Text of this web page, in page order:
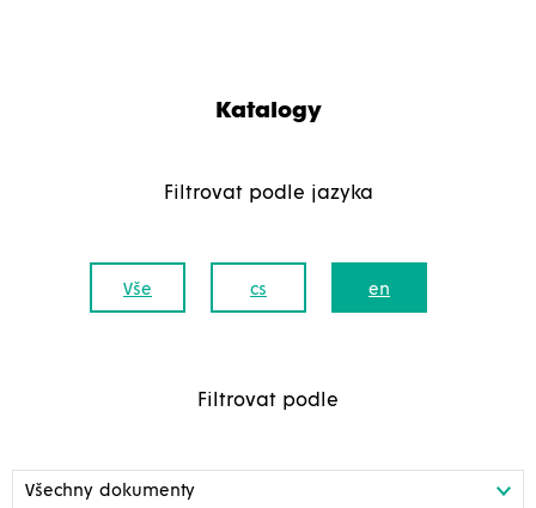
Katalogy
Filtrovat podle jazyka
Vše cs en
Filtrovat podle